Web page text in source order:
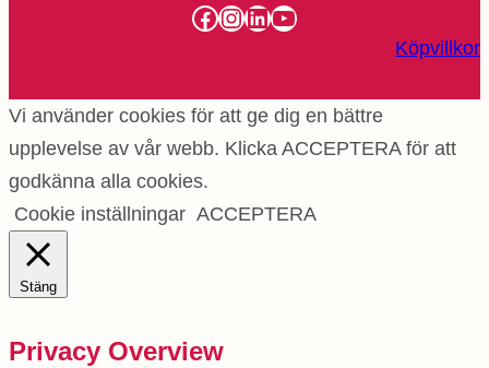
Facebook
Instagram
LinkedIn
YouTube
Köpvillkor
Vi använder cookies för att ge dig en bättre
upplevelse av vår webb. Klicka ACCEPTERA för att
godkänna alla cookies.
Cookie inställningar ACCEPTERA
Stäng
Privacy Overview